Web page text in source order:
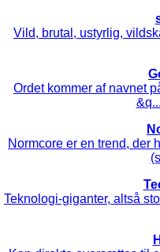
Vild, brutal, ustyrlig,
Ordet kommer af navnet
Normcore er en trend, der
Teknologi-giganter, altså